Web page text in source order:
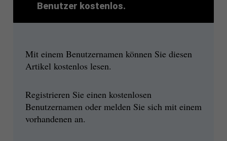
Benutzer kostenlos.
Mit einem Benutzernamen können Sie diesen
Artikel kostenlos lesen.
Registrieren Sie einen kostenlosen
Benutzernamen oder melden Sie sich mit einem
vorhandenen an.